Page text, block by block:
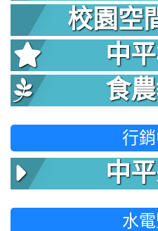
校園空
中
食
行
中
水